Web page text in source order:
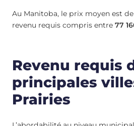
Au Manitoba, le prix moyen est de
revenu requis compris entre 77
Revenu requis
principales
Prairies